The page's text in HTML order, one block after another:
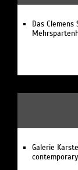
Das
Galerie